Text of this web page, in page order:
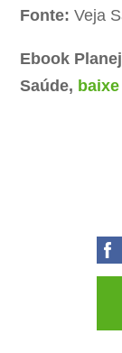
Fonte: Veja
Ebook
Saúde,